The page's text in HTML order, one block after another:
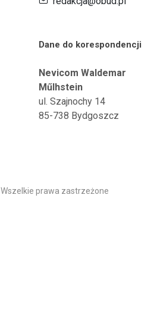
Dane do korespondencji
Nevicom Waldemar
Műlhstein
ul. Szajnochy 14
85-738 Bydgoszcz
Wszelkie prawa zastrzeżone